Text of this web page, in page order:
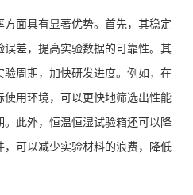
面具有显著优势。首先，其稳定
差，提高实验数据的可靠性。其
周期，加快研发进度。例如，在
用环境，可以更快地筛选出性能
此外，恒温恒湿试验箱还可以降
可以减少实验材料的浪费，降低